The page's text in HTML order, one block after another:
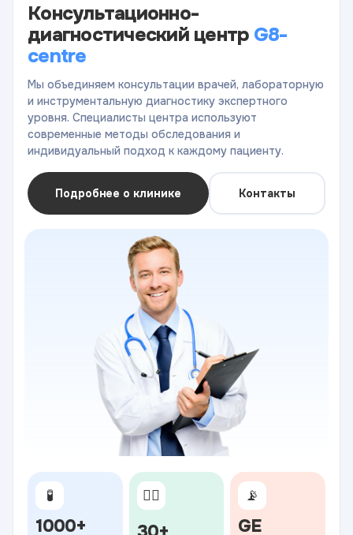
Консультационно-
диагностический центр G8-
centre
Мы объединяем консультации врачей, лабораторную
и инструментальную диагностику экспертного
уровня. Специалисты центра используют
современные методы обследования и
индивидуальный подход к каждому пациенту.
Подробнее о клинике Контакты
🧪
1000+
👨‍⚕️ 📡
GE